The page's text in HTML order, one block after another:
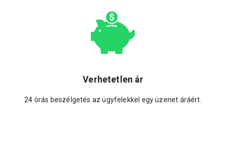
Verhetetlen ár
24 órás beszélgetés az ügyfelekkel egy üzenet áráért.